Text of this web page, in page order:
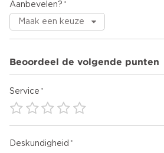
Aanbevelen?
Beoordeel de volgende punten
Service
Deskundigheid